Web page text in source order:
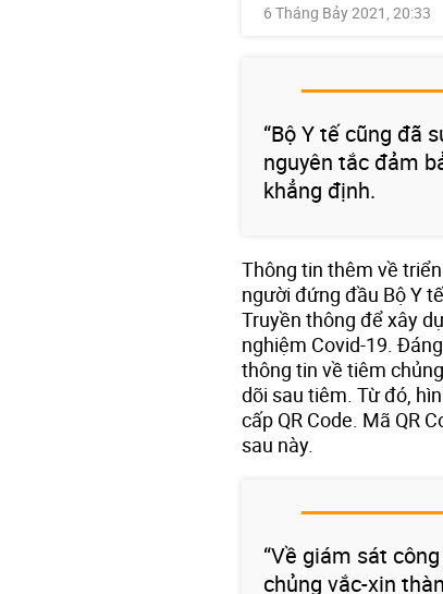
6 Tháng Bảy 2021, 20:33
“Bộ Y tế cũng đã
nguyên tắc đảm
khẳng định.
Thông tin thêm về
người đứng đầu Bộ Y
Truyền thông để xây
nghiệm Covid-19.
thông tin về tiêm
dõi sau tiêm. Từ đó,
cấp QR Code. Mã QR
sau này.
“Về giám sát
chủng vắc-xin